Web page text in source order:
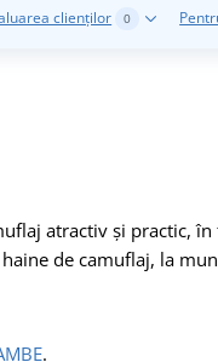
clienților 0
atractiv și practic,
de camuflaj, la
.